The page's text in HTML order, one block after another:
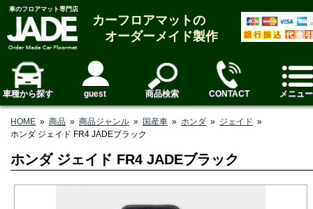
車のフロアマット専門店
カーフロアマットの
オーダーメイド製作
車種から探す guest 商品検索 CONTACT メニュー
HOME » 商品 » 商品ジャンル » 国産車 » ホンダ » ジェイド »
ホンダ ジェイド FR4 JADEブラック
ホンダ ジェイド FR4 JADEブラック